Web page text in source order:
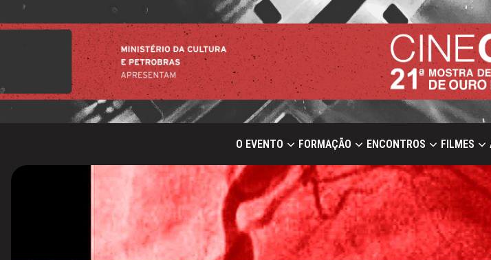
O EVENTO FORMAÇÃO ENCONTROS FILMES